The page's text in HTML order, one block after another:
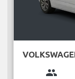
group